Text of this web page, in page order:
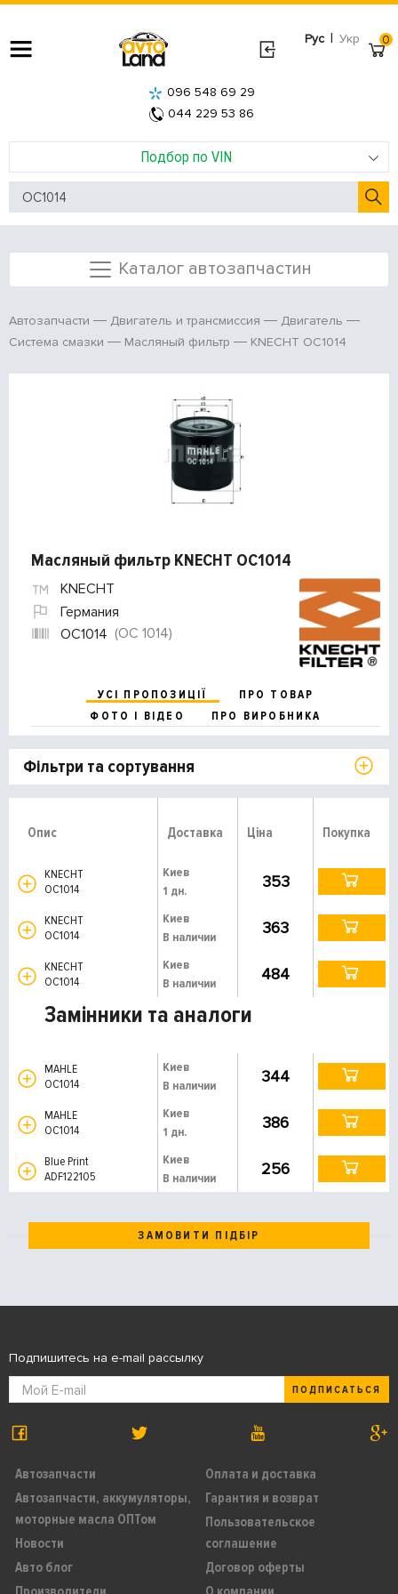
Рус | Укр
Подбор по VIN
096 548 69 29
044 229 53 86
0
Каталог автозапчастин
Автозапчасти Двигатель и трансмиссия
Двигатель
Система смазки
Масляный фильтр KNECHT OC1014
Масляный фильтр KNECHT OC1014
KNECHT
Германия
OC1014 (OC 1014)
УСІ ПРОПОЗИЦІЇ
ПРО ТОВАР
ФОТО І ВІДЕО
ПРО ВИРОБНИКА
Фільтри та сортування
Опис Доставка Ціна Покупка
KNECHT
OC1014
Киев
1 дн.
353
KNECHT
OC1014
Киев
В наличии
363
KNECHT
OC1014
Киев
В наличии
484
Замінники та аналоги
MAHLE
OC1014
Киев
В наличии
344
MAHLE
OC1014
Киев
1 дн.
386
Blue Print
ADF122105
Киев
В наличии
256
ЗАМОВИТИ ПІДБІР
Автозапчасти
Автозапчасти, аккумуляторы,
моторные масла ОПТом
Новости
Авто блог
Оплата и доставка
Гарантия и возврат
Пользовательское
соглашение
Договор оферты
Подпишитесь на e-mail рассылку
ПОДПИСАТЬСЯ